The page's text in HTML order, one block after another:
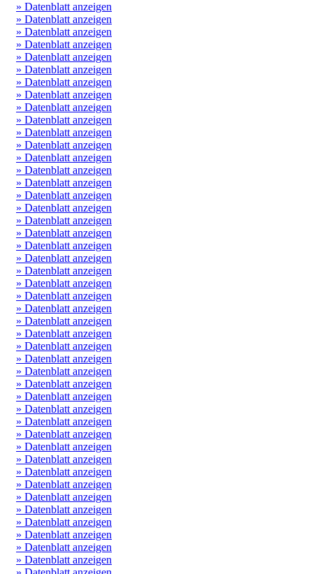
» Datenblatt anzeigen
» Datenblatt anzeigen
» Datenblatt anzeigen
» Datenblatt anzeigen
» Datenblatt anzeigen
» Datenblatt anzeigen
» Datenblatt anzeigen
» Datenblatt anzeigen
» Datenblatt anzeigen
» Datenblatt anzeigen
» Datenblatt anzeigen
» Datenblatt anzeigen
» Datenblatt anzeigen
» Datenblatt anzeigen
» Datenblatt anzeigen
» Datenblatt anzeigen
» Datenblatt anzeigen
» Datenblatt anzeigen
» Datenblatt anzeigen
» Datenblatt anzeigen
» Datenblatt anzeigen
» Datenblatt anzeigen
» Datenblatt anzeigen
» Datenblatt anzeigen
» Datenblatt anzeigen
» Datenblatt anzeigen
» Datenblatt anzeigen
» Datenblatt anzeigen
» Datenblatt anzeigen
» Datenblatt anzeigen
» Datenblatt anzeigen
» Datenblatt anzeigen
» Datenblatt anzeigen
» Datenblatt anzeigen
» Datenblatt anzeigen
» Datenblatt anzeigen
» Datenblatt anzeigen
» Datenblatt anzeigen
» Datenblatt anzeigen
» Datenblatt anzeigen
» Datenblatt anzeigen
» Datenblatt anzeigen
» Datenblatt anzeigen
» Datenblatt anzeigen
» Datenblatt anzeigen